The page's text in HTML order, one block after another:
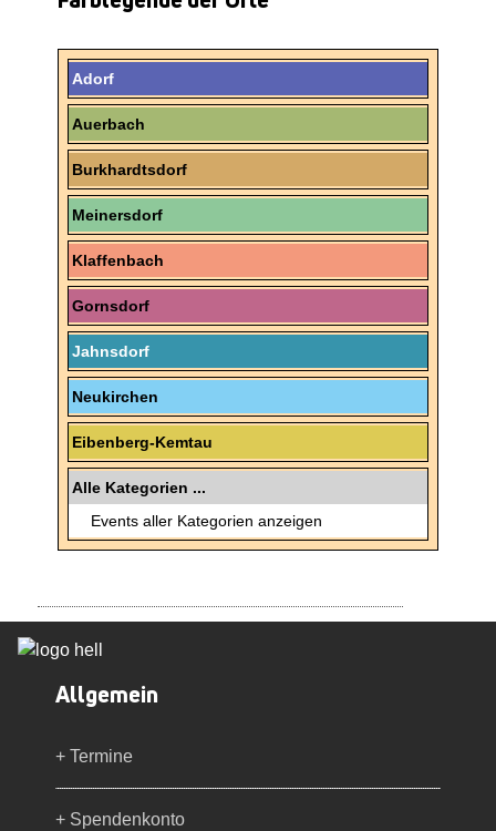
Adorf
Auerbach
Burkhardtsdorf
Meinersdorf
Klaffenbach
Gornsdorf
Jahnsdorf
Neukirchen
Eibenberg-Kemtau
Alle Kategorien ...
Events aller Kategorien anzeigen
Allgemein
+ Termine
+ Spendenkonto